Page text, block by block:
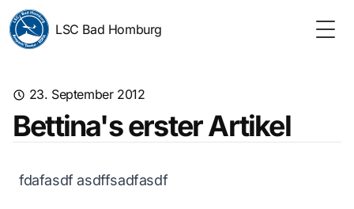
LSC Bad Homburg
23. September 2012
Bettina's erster Artikel
fdafasdf asdffsadfasdf